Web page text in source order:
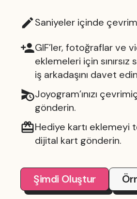
Saniyeler içinde
GIF’ler, fotoğraflar ve
eklemeleri için
iş arkadaşını davet
Joyogram’ınızı
gönderin.
Hediye kartı eklemeyi
dijital kart gönderin.
Şimdi Oluştur